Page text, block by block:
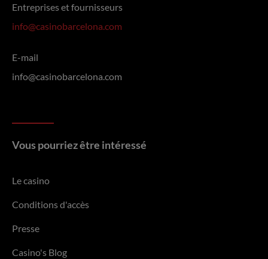
Entreprises et fournisseurs
info@casinobarcelona.com
E-mail
info@casinobarcelona.com
Vous pourriez être intéressé
Le casino
Conditions d'accès
Presse
Casino's Blog